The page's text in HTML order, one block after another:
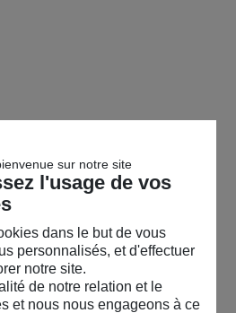
sur notre site
l'usage de vos
dans le but de vous
personnalisés, et d'effectuer
notre site.
de notre relation et le
et nous nous engageons à ce